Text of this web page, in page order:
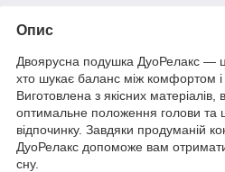
Опис
Двоярусна подушка ДуоРелакс —
хто шукає баланс між комфортом і
Виготовлена з якісних матеріалів,
оптимальне положення голови та
відпочинку. Завдяки продуманій
ДуоРелакс допоможе вам
сну.